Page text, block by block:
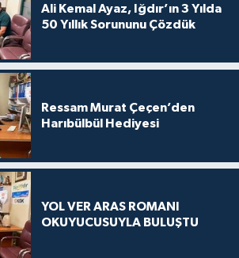
Ali Kemal Ayaz, Iğdır’ın 3 Yılda
50 Yıllık Sorununu Çözdük
Ressam Murat Çeçen’den
Harıbülbül Hediyesi
YOL VER ARAS ROMANI
OKUYUCUSUYLA BULUŞTU